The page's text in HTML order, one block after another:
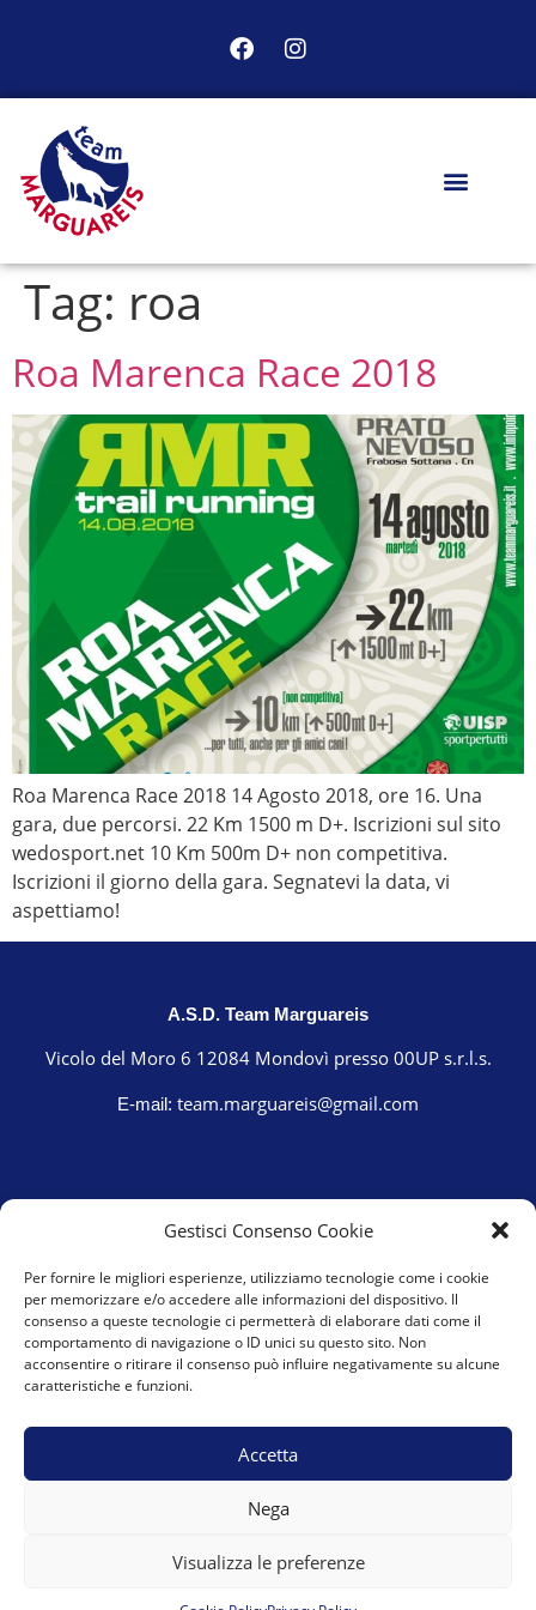
Gestisci Consenso Cookie
Per fornire le migliori esperienze, utilizziamo tecnologie come i cookie
per memorizzare e/o accedere alle informazioni del dispositivo. Il
consenso a queste tecnologie ci permetterà di elaborare dati come il
comportamento di navigazione o ID unici su questo sito. Non
acconsentire o ritirare il consenso può influire negativamente su alcune
caratteristiche e funzioni.
Accetta
Nega
Visualizza le preferenze
Tag: roa
Roa Marenca Race 2018
Roa Marenca Race 2018 14 Agosto 2018, ore 16. Una
gara, due percorsi. 22 Km 1500 m D+. Iscrizioni sul sito
wedosport.net 10 Km 500m D+ non competitiva.
Iscrizioni il giorno della gara. Segnatevi la data, vi
aspettiamo!
A.S.D. Team Marguareis
Vicolo del Moro 6 12084 Mondovì presso 00UP s.r.l.s.
E-mail: team.marguareis@gmail.com
PI 03686890041 © 2022 – A.S.D. Team Marguareis – Powered